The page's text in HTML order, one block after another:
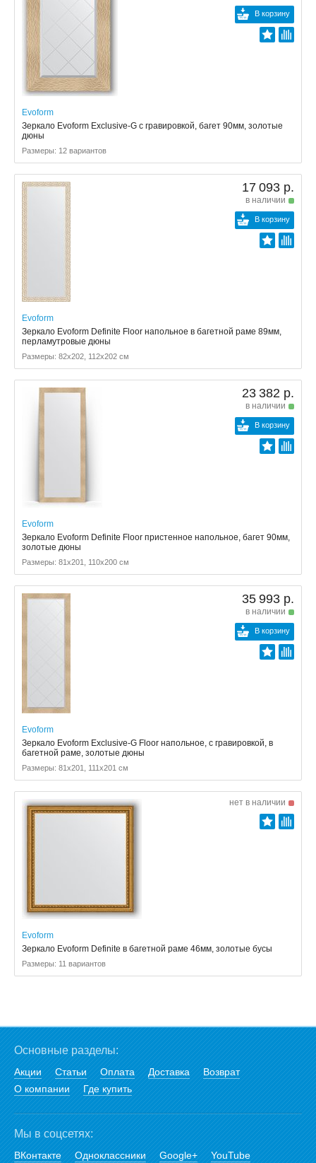
В корзину
Evoform
Зеркало Evoform Exclusive-G с гравировкой, багет 90мм, золотые
дюны
Размеры: 12 вариантов
17 093 р.
в наличии
В корзину
Evoform
Зеркало Evoform Definite Floor напольное в багетной раме 89мм,
перламутровые дюны
Размеры: 82x202, 112x202 см
23 382 р.
в наличии
В корзину
Evoform
Зеркало Evoform Definite Floor пристенное напольное, багет 90мм,
золотые дюны
Размеры: 81x201, 110x200 см
35 993 р.
в наличии
В корзину
Evoform
Зеркало Evoform Exclusive-G Floor напольное, с гравировкой, в
багетной раме, золотые дюны
Размеры: 81x201, 111x201 см
нет в наличии
Evoform
Зеркало Evoform Definite в багетной раме 46мм, золотые бусы
Размеры: 11 вариантов
Основные разделы:
Акции Статьи Оплата Доставка
Возврат
О компании
Где купить
Мы в соцсетях:
ВКонтакте Одноклассники Google+ YouTube